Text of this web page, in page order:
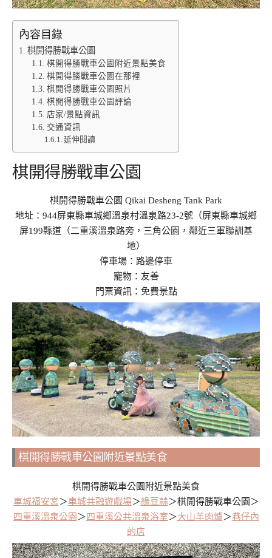
內容目錄
棋開得勝戰車公園
棋開得勝戰車公園附近景點美食
棋開得勝戰車公園在那裡
棋開得勝戰車公園照片
棋開得勝戰車公園評論
店家/景點資訊
交通資訊
延伸閱讀
棋開得勝戰車公園
棋開得勝戰車公園 Qikai Desheng Tank Park
地址：944屏東縣車城鄉溫泉村溫泉路23-2號（屏東縣車城鄉
屏199縣道（二重溪溫泉路旁，三角公園，鄰近三軍聯訓基
地）
停車場：路邊停車
寵物：友善
門票資訊：免費景點
棋開得勝戰車公園附近景點美食
棋開得勝戰車公園附近景點美食
車城福安宮＞車城共融遊戲場＞綠豆蒜＞棋開得勝戰車公園＞
四重溪溫泉公園 ＞四重溪公共溫泉浴室＞大山羊肉爐＞巷仔內
的店